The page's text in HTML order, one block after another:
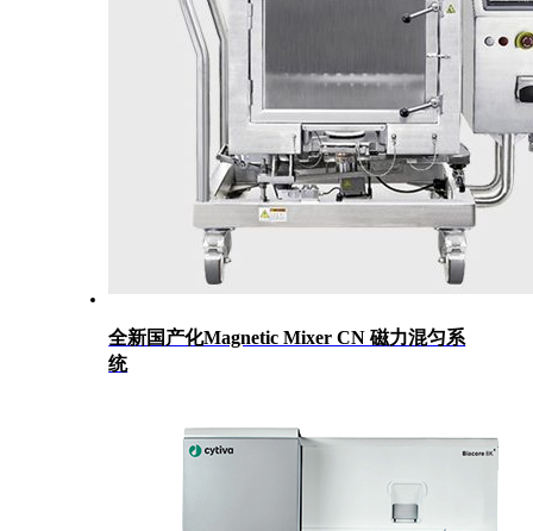
全新国产化Magnetic Mixer CN 磁力混匀系
统